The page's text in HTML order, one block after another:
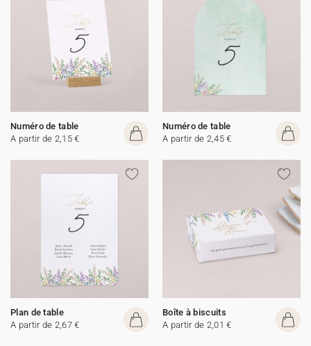
Numéro de table
A partir de 2,15 €
Numéro de table
A partir de 2,45 €
Plan de table
A partir de 2,67 €
Boîte à biscuits
A partir de 2,01 €